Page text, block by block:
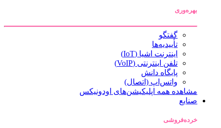
بهره‌وری
گفتگو
تأییدیه‌ها
اینترنت اشیا (IoT)
تلفن اینترنتی (VoIP)
پایگاه دانش
واتس‌اپ (اتصال)
مشاهده همه اپلیکیشن‌های اودونیکس
صنایع
خرده‌فروشی